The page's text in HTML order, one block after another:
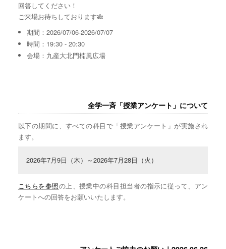
回答してください！
ご来場お待ちしております🎋
期間：2026/07/06-2026/07/07
時間：19:30 - 20:30
会場：九産大北門楠風広場
全学一斉「授業アンケート」について
以下の期間に、すべての科目で「授業アンケート」が実施され
ます。
2026年7月9日（木）～2026年7月28日（火）
こちらを参照の上、授業中の科目担当者の指示に従って、アン
ケートへの回答をお願いいたします。